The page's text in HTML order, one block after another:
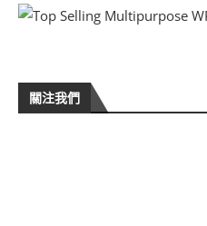
關注我們